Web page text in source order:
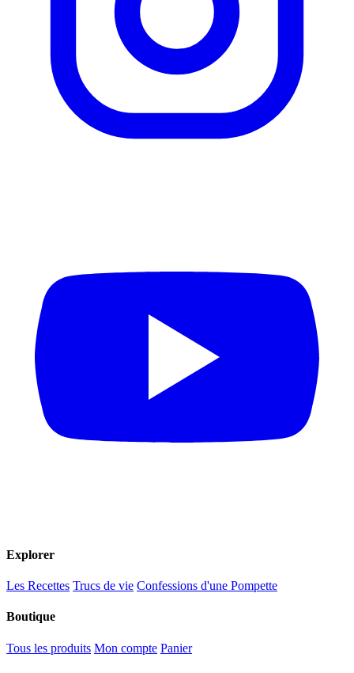
Explorer
Les Recettes Trucs de vie Confessions d'une Pompette
Boutique
Tous les produits Mon compte Panier